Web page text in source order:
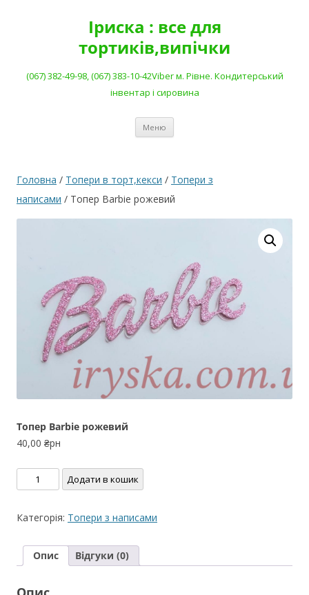
Іриска : все для
тортиків,випічки
(067) 382-49-98, (067) 383-10-42Viber м. Рівне. Кондитерський
інвентар і сировина
Меню
Головна / Топери в торт,кекси / Топери з
написами / Тoпер Barbie рожевий
Тoпер Barbie рожевий
40,00 ₴рн
Тoпер
Barbie
кількість
Додати в кошик
Категорія: Топери з написами
Опис Відгуки (0)